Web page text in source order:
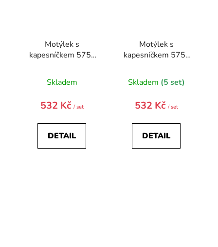
Motýlek s
kapesníčkem 575-
Skladem
532 Kč / set
DETAIL
Motýlek s
kapesníčkem 575-
Skladem (5 set)
532 Kč / set
DETAIL